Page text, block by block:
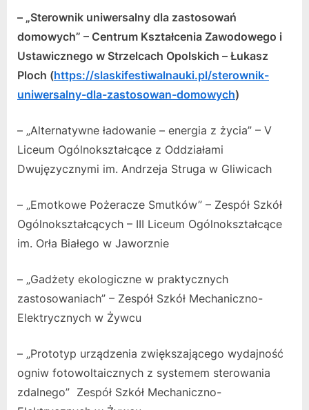
– „Sterownik uniwersalny dla zastosowań
domowych” – Centrum Kształcenia Zawodowego i
Ustawicznego w Strzelcach Opolskich – Łukasz
Ploch (https://slaskifestiwalnauki.pl/sterownik-
uniwersalny-dla-zastosowan-domowych)
– „Alternatywne ładowanie – energia z życia” – V
Liceum Ogólnokształcące z Oddziałami
Dwujęzycznymi im. Andrzeja Struga w Gliwicach
– „Emotkowe Pożeracze Smutków” – Zespół Szkół
Ogólnokształcących – III Liceum Ogólnokształcące
im. Orła Białego w Jaworznie
– „Gadżety ekologiczne w praktycznych
zastosowaniach” – Zespół Szkół Mechaniczno-
Elektrycznych w Żywcu
– „Prototyp urządzenia zwiększającego wydajność
ogniw fotowoltaicznych z systemem sterowania
zdalnego” Zespół Szkół Mechaniczno-